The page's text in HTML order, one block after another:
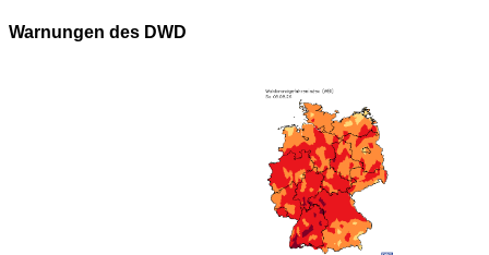
Warnungen des DWD